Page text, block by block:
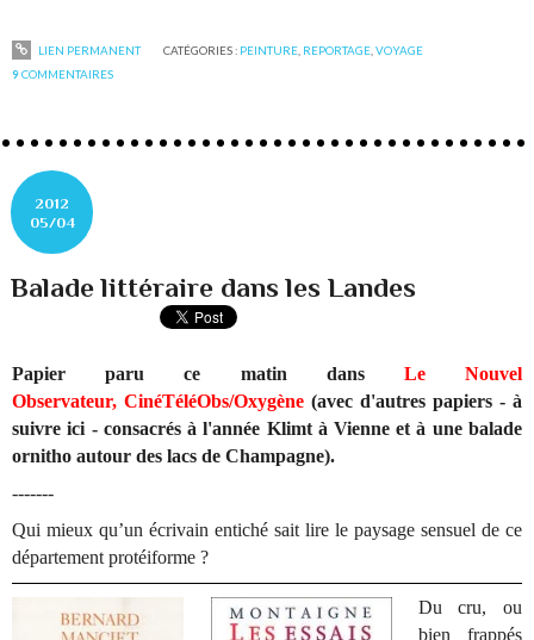
LIEN PERMANENT CATÉGORIES : PEINTURE, REPORTAGE,VOYAGE
9COMMENTAIRES
2012
05/04
Balade littéraire dans les Landes
Papier paru ce matin dans Le Nouvel
Observateur, CinéTéléObs/Oxygène (avec d'autres papiers - à
suivre ici - consacrés à l'année Klimt à Vienne et à une balade
ornitho autour des lacs de Champagne).
-------
Qui mieux qu’un écrivain entiché sait lire le paysage sensuel de ce
département protéiforme ?
Du cru, ou
bien frappés